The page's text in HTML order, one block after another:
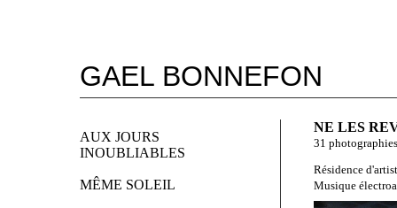
GAEL BONNEFON
AUX JOURS
INOUBLIABLES
MÊME SOLEIL
NE LES
31
Résidence
Musique